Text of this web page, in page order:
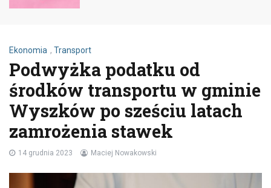
Ekonomia , Transport
Podwyżka podatku od
środków transportu w gminie
Wyszków po sześciu latach
zamrożenia stawek
14 grudnia 2023 Maciej Nowakowski